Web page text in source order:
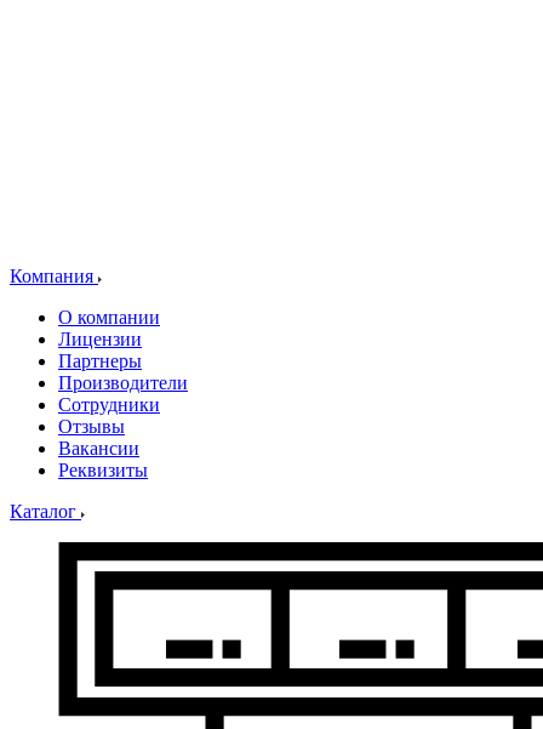
Компания
О компании
Лицензии
Партнеры
Производители
Сотрудники
Отзывы
Вакансии
Реквизиты
Каталог